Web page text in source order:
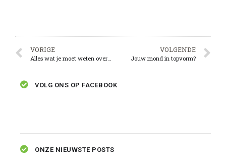
VORIGE
Alles wat je moet weten over epilepsie
VOLGENDE
Jouw mond in topvorm?
VOLG ONS OP FACEBOOK
ONZE NIEUWSTE POSTS